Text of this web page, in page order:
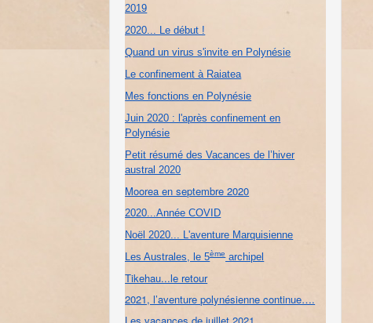
2019
2020... Le début !
Quand un virus s'invite en Polynésie
Le confinement à Raiatea
Mes fonctions en Polynésie
Juin 2020 : l'après confinement en
Polynésie
Petit résumé des Vacances de l’hiver
austral 2020
Moorea en septembre 2020
2020...Année COVID
Noël 2020... L'aventure Marquisienne
Les Australes, le 5èmearchipel
Tikehau...le retour
2021, l’aventure polynésienne continue….